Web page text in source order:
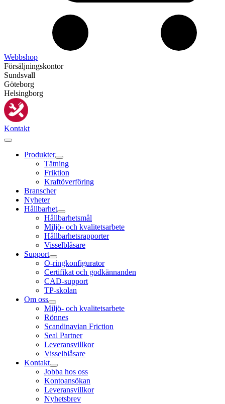
Webbshop
Försäljningskontor
Sundsvall
Göteborg
Helsingborg
Kontakt
Produkter
Tätning
Friktion
Kraftöverföring
Branscher
Nyheter
Hållbarhet
Hållbarhetsmål
Miljö- och kvalitetsarbete
Hållbarhetsrapporter
Visselblåsare
Support
O-ringkonfigurator
Certifikat och godkännanden
CAD-support
TP-skolan
Om oss
Miljö- och kvalitetsarbete
Rönnes
Scandinavian Friction
Seal Partner
Leveransvillkor
Visselblåsare
Kontakt
Jobba hos oss
Kontoansökan
Leveransvillkor
Nyhetsbrev